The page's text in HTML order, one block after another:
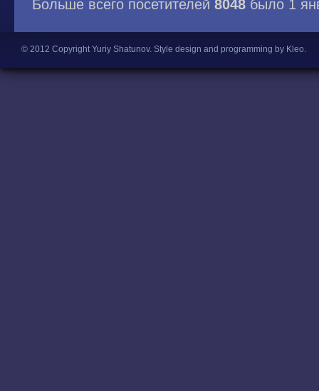
Больше всего посетителей 8048 было 1
© 2012 Copyright Yuriy Shatunov. Style design and programming by Kleo.